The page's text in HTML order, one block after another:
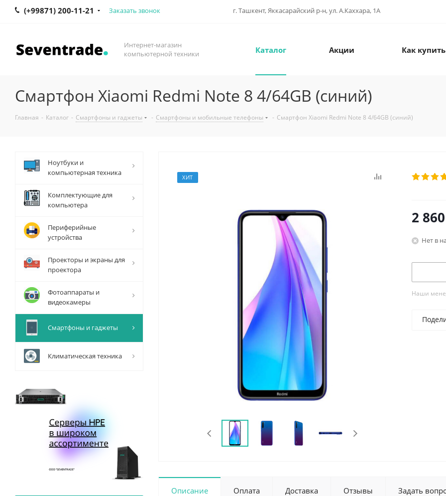
(+99871) 200-11-21 Заказать звонок г. Ташкент, Яккасарайский р-н, ул. А.Каххара, 1А
Интернет-магазин
компьютерной техники
Каталог Акции Как купить
Смартфон Xiaomi Redmi Note 8 4/64GB (синий)
Главная - Каталог - Смартфоны и гаджеты - Смартфоны и мобильные телефоны - Смартфон Xiaomi Redmi Note 8 4/64GB (синий)
ХИТ
2
Нет в
Наши
Описание Оплата Доставка Отзывы Задать
Ноутбуки и
компьютерная техника
Комплектующие для
компьютера
Периферийные
устройства
Проекторы и экраны для
проектора
Фотоаппараты и
видеокамеры
Смартфоны и гаджеты
Климатическая техника